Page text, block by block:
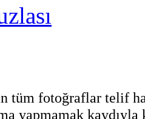
tüm fotoğraflar telif
yapmamak